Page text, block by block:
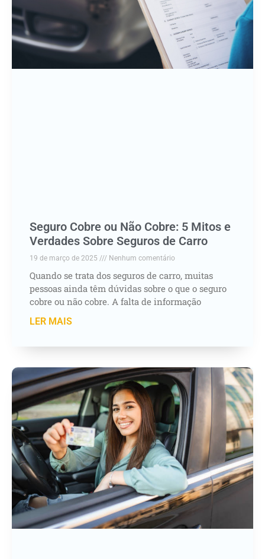
Seguro Cobre ou Não Cobre: 5 Mitos e
Verdades Sobre Seguros de Carro
19 de março de 2025 Nenhum comentário
Quando se trata dos seguros de carro, muitas
pessoas ainda têm dúvidas sobre o que o seguro
cobre ou não cobre. A falta de informação
LER MAIS